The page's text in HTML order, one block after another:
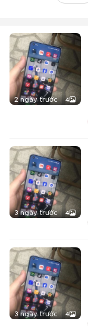
2 ngày trước 4
3 ngày trước 4
3 ngày trước 4